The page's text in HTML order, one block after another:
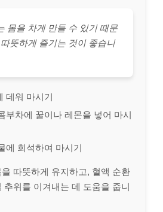
몸을 차게 만들 수 있기 때문
뜻하게 즐기는 것이 좋습니
데워 마시기
부차에 꿀이나 레몬을 넣어 마시
에 희석하여 마시기
따뜻하게 유지하고, 혈액 순환
추위를 이겨내는 데 도움을 줍니